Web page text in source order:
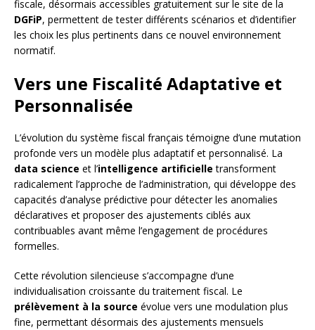
fiscale, désormais accessibles gratuitement sur le site de la
DGFiP, permettent de tester différents scénarios et d’identifier
les choix les plus pertinents dans ce nouvel environnement
normatif.
Vers une Fiscalité Adaptative et
Personnalisée
L’évolution du système fiscal français témoigne d’une mutation
profonde vers un modèle plus adaptatif et personnalisé. La
data science et l’intelligence artificielle transforment
radicalement l’approche de l’administration, qui développe des
capacités d’analyse prédictive pour détecter les anomalies
déclaratives et proposer des ajustements ciblés aux
contribuables avant même l’engagement de procédures
formelles.
Cette révolution silencieuse s’accompagne d’une
individualisation croissante du traitement fiscal. Le
prélèvement à la source évolue vers une modulation plus
fine, permettant désormais des ajustements mensuels